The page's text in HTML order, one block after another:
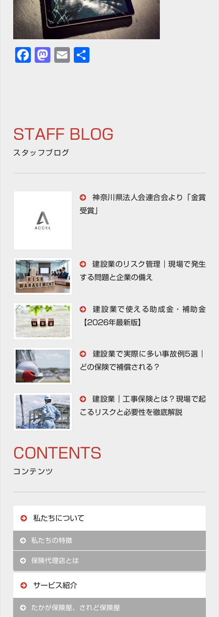
Facebook
Mastodon
Email
STAFF BLOG
スタッフブログ
神奈川県法人会連合会より「金賞
受賞」
建設業のリスク管理｜現場で発生
する問題と企業の備え
建設業で使える助成金・補助金
【2026年最新版】
建設業で実際に多い事故例5選｜
どの保険で補償される？
建設業｜工事保険とは？現場で起
こるリスクと必要性を徹底解説
CONTENTS
コンテンツ
私たちについて
私たちの特徴
保険代理店とは
サービス紹介
たかが保険屋、されど保険屋